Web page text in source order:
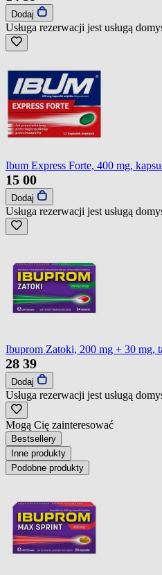
Dodaj
Usługa rezerwacji jest usługą
Ibum Express Forte, 400 mg,
15 00
Dodaj
Usługa rezerwacji jest usługą
Ibuprom Zatoki, 200 mg + 30 mg,
28 39
Dodaj
Usługa rezerwacji jest usługą
Mogą Cię zainteresować
Bestsellery
Inne produkty
Podobne produkty